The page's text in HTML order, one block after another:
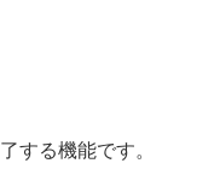
する機能です。